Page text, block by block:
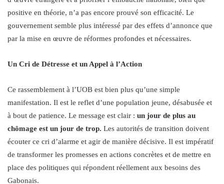
positive en théorie, n’a pas encore prouvé son efficacité. Le
gouvernement semble plus intéressé par des effets d’annonce que
par la mise en œuvre de réformes profondes et nécessaires.
Un Cri de Détresse et un Appel à l’Action
Ce rassemblement à l’UOB est bien plus qu’une simple
manifestation. Il est le reflet d’une population jeune, désabusée et
à bout de patience. Le message est clair : un jour de plus au
chômage est un jour de trop. Les autorités de transition doivent
écouter ce cri d’alarme et agir de manière décisive. Il est impératif
de transformer les promesses en actions concrètes et de mettre en
place des politiques qui répondent réellement aux besoins des
Gabonais.